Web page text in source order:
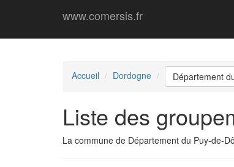
www.comersis.fr
Accueil Dordogne Département
Liste des
La commune de Département du Puy-de-